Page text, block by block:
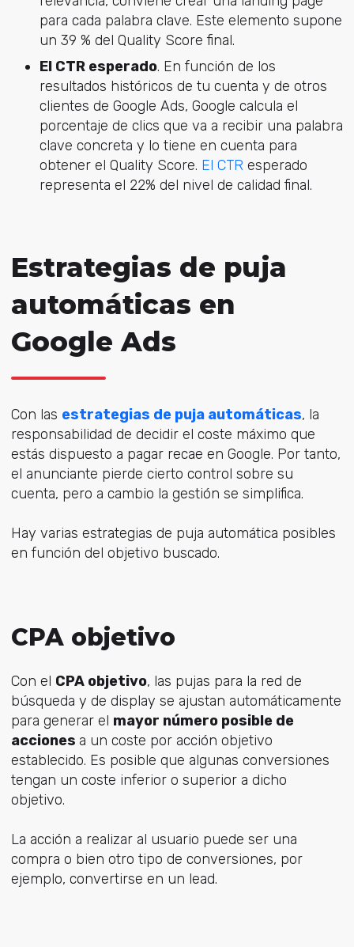
para cada palabra clave. Este elemento supone
un 39 % del Quality Score final.
El CTR esperado. En función de los
resultados históricos de tu cuenta y de otros
clientes de Google Ads, Google calcula el
porcentaje de clics que va a recibir una palabra
clave concreta y lo tiene en cuenta para
obtener el Quality Score. El CTR esperado
representa el 22% del nivel de calidad final.
Estrategias de puja
automáticas en
Google Ads
Con las estrategias de puja automáticas, la
responsabilidad de decidir el coste máximo que
estás dispuesto a pagar recae en Google. Por tanto,
el anunciante pierde cierto control sobre su
cuenta, pero a cambio la gestión se simplifica.
Hay varias estrategias de puja automática posibles
en función del objetivo buscado.
CPA objetivo
Con el CPA objetivo, las pujas para la red de
búsqueda y de display se ajustan automáticamente
para generar el mayor número posible de
acciones a un coste por acción objetivo
establecido. Es posible que algunas conversiones
tengan un coste inferior o superior a dicho
objetivo.
La acción a realizar al usuario puede ser una
compra o bien otro tipo de conversiones, por
ejemplo, convertirse en un lead.